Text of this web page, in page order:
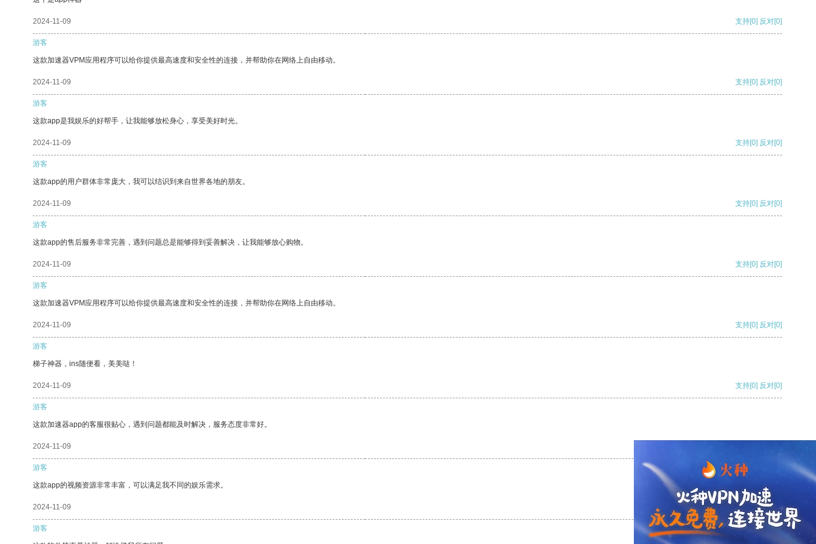
2024-11-09 支持[0] 反对[0]
游客
这款加速器VPM应用程序可以给你提供最高速度和安全性的连接，并帮助你在网络上自由移动。
2024-11-09 支持[0] 反对[0]
游客
这款app是我娱乐的好帮手，让我能够放松身心，享受美好时光。
2024-11-09 支持[0] 反对[0]
游客
这款app的用户群体非常庞大，我可以结识到来自世界各地的朋友。
2024-11-09 支持[0] 反对[0]
游客
这款app的售后服务非常完善，遇到问题总是能够得到妥善解决，让我能够放心购物。
2024-11-09 支持[0] 反对[0]
游客
这款加速器VPM应用程序可以给你提供最高速度和安全性的连接，并帮助你在网络上自由移动。
2024-11-09 支持[0] 反对[0]
游客
梯子神器，ins随便看，美美哒！
2024-11-09 支持[0] 反对[0]
游客
这款加速器app的客服很贴心，遇到问题都能及时解决，服务态度非常好。
2024-11-09
游客
这款app的视频资源非常丰富，可以满足我不同的娱乐需求。
2024-11-09 支持 [0] 反对 [0]
游客